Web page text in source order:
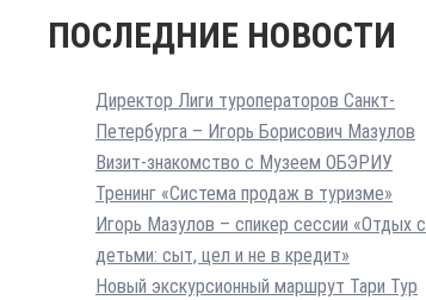
ПОСЛЕДНИЕ НОВОСТИ
Директор Лиги туроператоров Санкт-
Петербурга – Игорь Борисович Мазулов
Визит-знакомство с Музеем ОБЭРИУ
Тренинг «Система продаж в туризме»
Игорь Мазулов – спикер сессии «Отдых с
детьми: сыт, цел и не в кредит»
Новый экскурсионный маршрут Тари Тур